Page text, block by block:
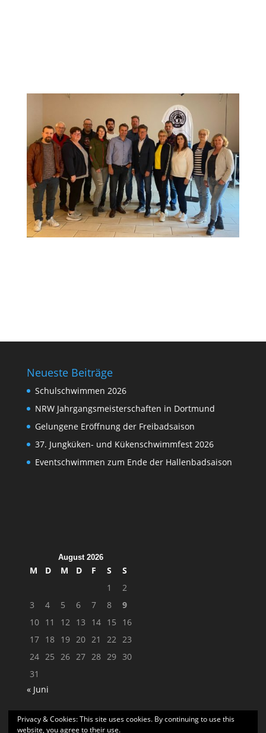
Neueste Beiträge
Schulschwimmen 2026
NRW Jahrgangsmeisterschaften in Dortmund
Gelungene Eröffnung der Freibadsaison
37. Jungküken- und Kükenschwimmfest 2026
Eventschwimmen zum Ende der Hallenbadsaison
August 2026
M D M D F S
S
1
2
3
4 5 6 7 8
9
10 11 12 13 14 15
16
17 18 19 20 21 22
23
24 25 26 27 28 29 30
31
« Juni
Privacy & Cookies: This site uses cookies. By continuing to use this
website, you agree to their use.